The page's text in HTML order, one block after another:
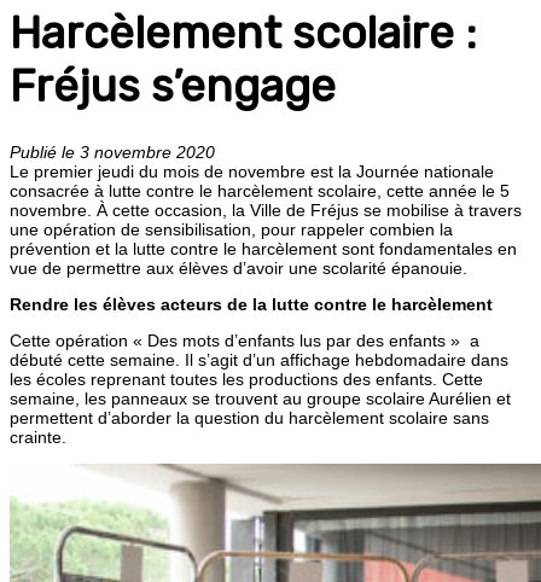
Harcèlement scolaire :
Fréjus s’engage
Publié le 3 novembre 2020
Le premier jeudi du mois de novembre est la Journée nationale
consacrée à lutte contre le harcèlement scolaire, cette année le 5
novembre. À cette occasion, la Ville de Fréjus se mobilise à travers
une opération de sensibilisation, pour rappeler combien la
prévention et la lutte contre le harcèlement sont fondamentales en
vue de permettre aux élèves d’avoir une scolarité épanouie.
Rendre les élèves acteurs de la lutte contre le harcèlement
Cette opération « Des mots d’enfants lus par des enfants » a
débuté cette semaine. Il s’agit d’un affichage hebdomadaire dans
les écoles reprenant toutes les productions des enfants. Cette
semaine, les panneaux se trouvent au groupe scolaire Aurélien et
permettent d’aborder la question du harcèlement scolaire sans
crainte.